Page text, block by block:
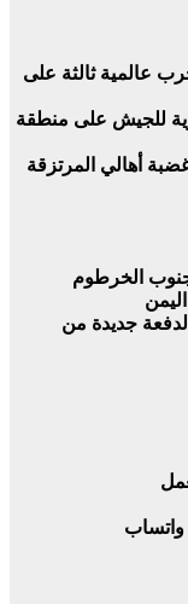
عالمية ثالثة على
للجيش على منطقة
أهالي المرتزقة
الخرطوم
لدفعة جديدة من
واتساب